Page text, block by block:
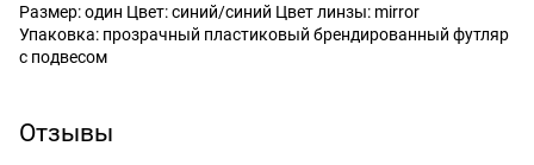
Размер: один Цвет: синий/синий Цвет линзы: mirror
Упаковка: прозрачный пластиковый брендированный футляр
с подвесом
Отзывы